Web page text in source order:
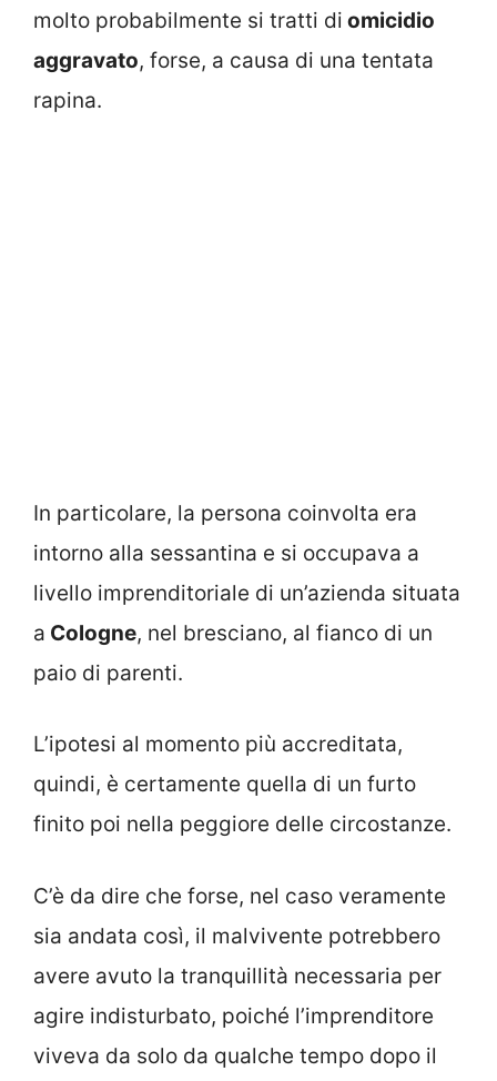
molto probabilmente si tratti di omicidio
aggravato, forse, a causa di una tentata
rapina.
In particolare, la persona coinvolta era
intorno alla sessantina e si occupava a
livello imprenditoriale di un’azienda situata
a Cologne, nel bresciano, al fianco di un
paio di parenti.
L’ipotesi al momento più accreditata,
quindi, è certamente quella di un furto
finito poi nella peggiore delle circostanze.
C’è da dire che forse, nel caso veramente
sia andata così, il malvivente potrebbero
avere avuto la tranquillità necessaria per
agire indisturbato, poiché l’imprenditore
viveva da solo da qualche tempo dopo il